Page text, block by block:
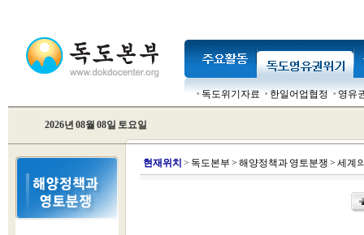
독도위기자료 한일어업협정 영유
2026년 08월 08일 토요일
현재위치 > 독도본부 > 해양정책과 영토분쟁 > 세계